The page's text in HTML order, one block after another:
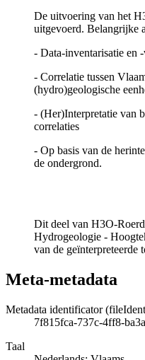
De uitvoering van het
uitgevoerd. Belangrijke
- Data-inventarisatie en
- Correlatie tussen
(hydro)geologische
- (Her)Interpretatie van
correlaties
- Op basis van de
de ondergrond.
Dit deel van H3O-
Hydrogeologie -
van de
Meta-metadata
Metadata identificator
7f815fca-737c-4ff8-
Taal